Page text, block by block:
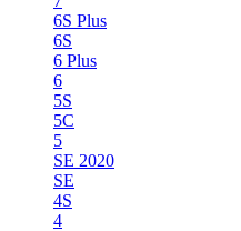
6S Plus
6S
6 Plus
6
5S
5C
5
SE 2020
SE
4S
4